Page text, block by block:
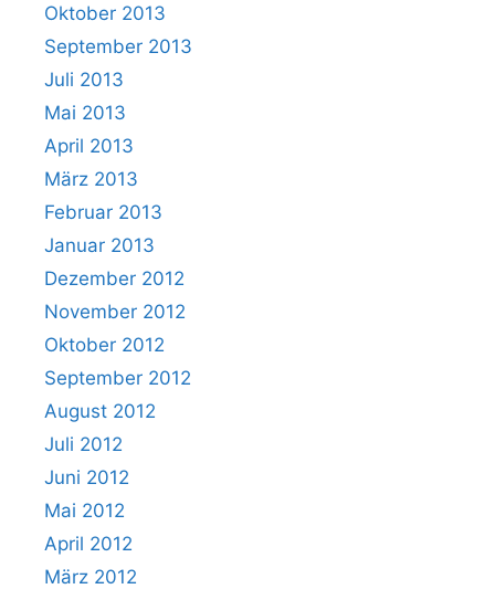
Oktober 2013
September 2013
Juli 2013
Mai 2013
April 2013
März 2013
Februar 2013
Januar 2013
Dezember 2012
November 2012
Oktober 2012
September 2012
August 2012
Juli 2012
Juni 2012
Mai 2012
April 2012
März 2012